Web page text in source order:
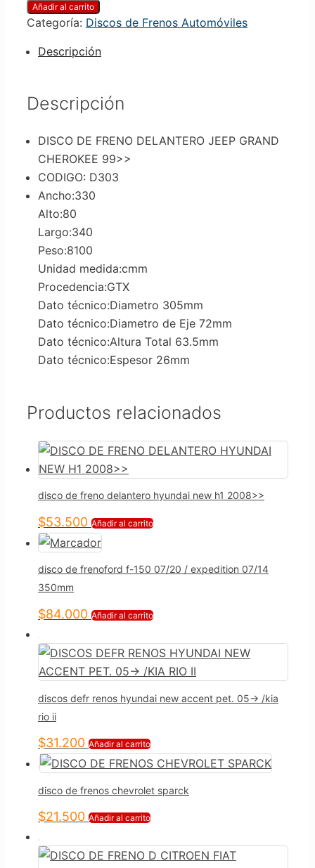
Añadir al carrito
Categoría: Discos de Frenos Automóviles
Descripción
Descripción
DISCO DE FRENO DELANTERO JEEP GRAND
CHEROKEE 99>>
CODIGO: D303
Ancho:330
Alto:80
Largo:340
Peso:8100
Unidad medida:cmm
Procedencia:GTX
Dato técnico:Diametro 305mm
Dato técnico:Diametro de Eje 72mm
Dato técnico:Altura Total 63.5mm
Dato técnico:Espesor 26mm
Productos relacionados
disco de freno delantero hyundai new h1 2008>>
$53.500 Añadir al carrito
disco de frenoford f-150 07/20 / expedition 07/14
350mm
$84.000 Añadir al carrito
discos defr renos hyundai new accent pet. 05-> /kia
rio ii
$31.200 Añadir al carrito
disco de frenos chevrolet sparck
$21.500 Añadir al carrito